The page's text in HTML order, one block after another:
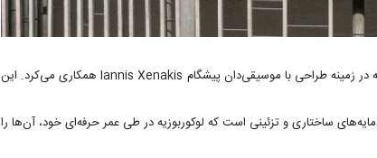
لوکوربوزیه ، یکی از طرفداران اصلی جنبش مدرنیته بود که در زمینه طراحی با موسیقی‌دان پیشگام Iannis Xenakis همکاری می‌کرد. این
ساختاری و تزئینی است که لوکوربوزیه در طی عمر حرفه‌ای خود، آن‌ها را